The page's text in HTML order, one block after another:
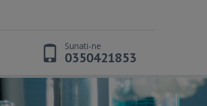
Sunati-ne
0350421853